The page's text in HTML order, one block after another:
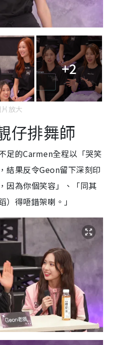
+2
放大
仔排舞師
足的Carmen全程以「哭笑
結果反令Geon留下深刻印
因為你個笑容」、「同其
）得唔錯架喇。」